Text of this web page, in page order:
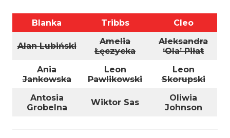
Blanka Tribbs Cleo
Alan Lubiński
Amelia
Łęczycka
Aleksandra
‘Ola’ Piłat
Ania
Jankowska
Leon
Pawlikowski
Leon
Skorupski
Antosia
Grobelna
Wiktor Sas
Oliwia
Johnson